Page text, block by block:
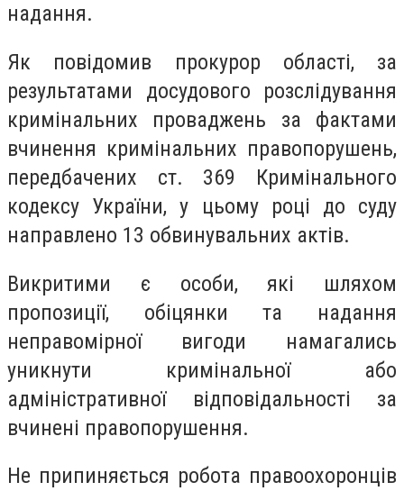
надання.
Як повідомив прокурор області, за
результатами досудового розслідування
кримінальних проваджень за фактами
вчинення кримінальних правопорушень,
передбачених ст. 369 Кримінального
кодексу України, у цьому році до суду
направлено 13 обвинувальних актів.
Викритими є особи, які шляхом
пропозиції, обіцянки та надання
неправомірної вигоди намагались
уникнути кримінальної або
адміністративної відповідальності за
вчинені правопорушення.
Не припиняється робота правоохоронців